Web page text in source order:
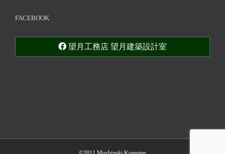
FACEBOOK
望月工務店 望月建築設計室